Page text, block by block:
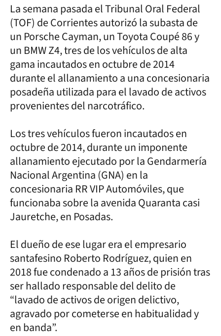
La semana pasada el Tribunal Oral Federal
(TOF) de Corrientes autorizó la subasta de
un Porsche Cayman, un Toyota Coupé 86 y
un BMW Z4, tres de los vehículos de alta
gama incautados en octubre de 2014
durante el allanamiento a una concesionaria
posadeña utilizada para el lavado de activos
provenientes del narcotráfico.
Los tres vehículos fueron incautados en
octubre de 2014, durante un imponente
allanamiento ejecutado por la Gendarmería
Nacional Argentina (GNA) en la
concesionaria RR VIP Automóviles, que
funcionaba sobre la avenida Quaranta casi
Jauretche, en Posadas.
El dueño de ese lugar era el empresario
santafesino Roberto Rodríguez, quien en
2018 fue condenado a 13 años de prisión tras
ser hallado responsable del delito de
“lavado de activos de origen delictivo,
agravado por cometerse en habitualidad y
en banda”.